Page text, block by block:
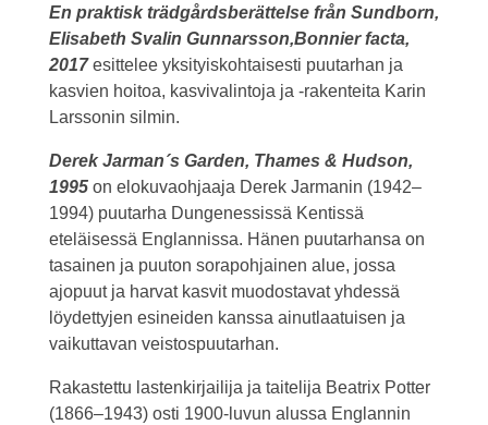
En praktisk trädgårdsberättelse från Sundborn,
Elisabeth Svalin Gunnarsson,Bonnier facta,
2017esittelee yksityiskohtaisesti puutarhan ja
kasvien hoitoa, kasvivalintoja ja -rakenteita Karin
Larssonin silmin.
Derek Jarman´s Garden, Thames & Hudson,
1995 on elokuvaohjaaja Derek Jarmanin (1942–
1994) puutarha Dungenessissä Kentissä
eteläisessä Englannissa. Hänen puutarhansa on
tasainen ja puuton sorapohjainen alue, jossa
ajopuut ja harvat kasvit muodostavat yhdessä
löydettyjen esineiden kanssa ainutlaatuisen ja
vaikuttavan veistospuutarhan.
Rakastettu lastenkirjailija ja taitelija Beatrix Potter
(1866–1943) osti 1900-luvun alussa Englannin